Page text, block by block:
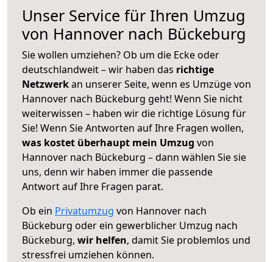
Unser Service für Ihren Umzug
von Hannover nach Bückeburg
Sie wollen umziehen? Ob um die Ecke oder
deutschlandweit – wir haben das richtige
Netzwerkan unserer Seite, wenn es Umzüge von
Hannover nach Bückeburg geht! Wenn Sie nicht
weiterwissen – haben wir die richtige Lösung für
Sie! Wenn Sie Antworten auf Ihre Fragen wollen,
was kostet überhaupt mein Umzug von
Hannover nach Bückeburg – dann wählen Sie sie
uns, denn wir haben immer die passende
Antwort auf Ihre Fragen parat.
Ob ein Privatumzug von Hannover nach
Bückeburg oder ein gewerblicher Umzug nach
Bückeburg, wir helfen, damit Sie problemlos und
stressfrei umziehen können.